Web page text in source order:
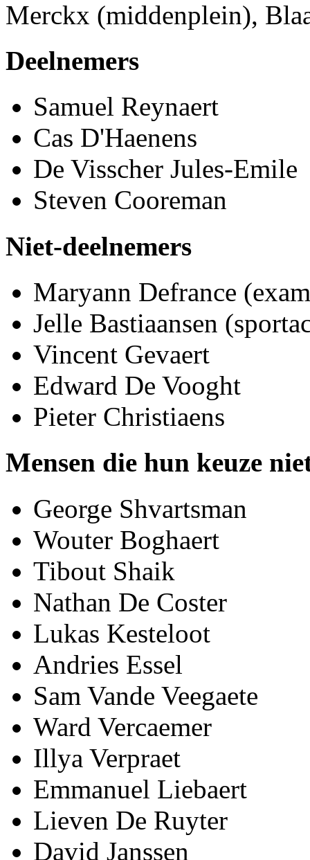
Merckx (middenplein),
Deelnemers
Samuel Reynaert
Cas D'Haenens
De Visscher Jules-Emile
Steven Cooreman
Niet-deelnemers
Maryann Defrance
Jelle Bastiaansen
Vincent Gevaert
Edward De Vooght
Pieter Christiaens
Mensen die hun keuze
George Shvartsman
Wouter Boghaert
Tibout Shaik
Nathan De Coster
Lukas Kesteloot
Andries Essel
Sam Vande Veegaete
Ward Vercaemer
Illya Verpraet
Emmanuel Liebaert
Lieven De Ruyter
David Janssen